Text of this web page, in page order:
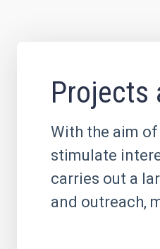
Projects
With the aim
stimulate
carries out a
and outreach,